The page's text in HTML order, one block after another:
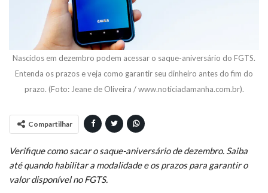
Nascidos em dezembro podem acessar o saque-aniversário do FGTS.
Entenda os prazos e veja como garantir seu dinheiro antes do fim do
prazo. (Foto: Jeane de Oliveira / www.noticiadamanha.com.br).
Compartilhar
Verifique como sacar o saque-aniversário de dezembro. Saiba
até quando habilitar a modalidade e os prazos para garantir o
valor disponível no FGTS.